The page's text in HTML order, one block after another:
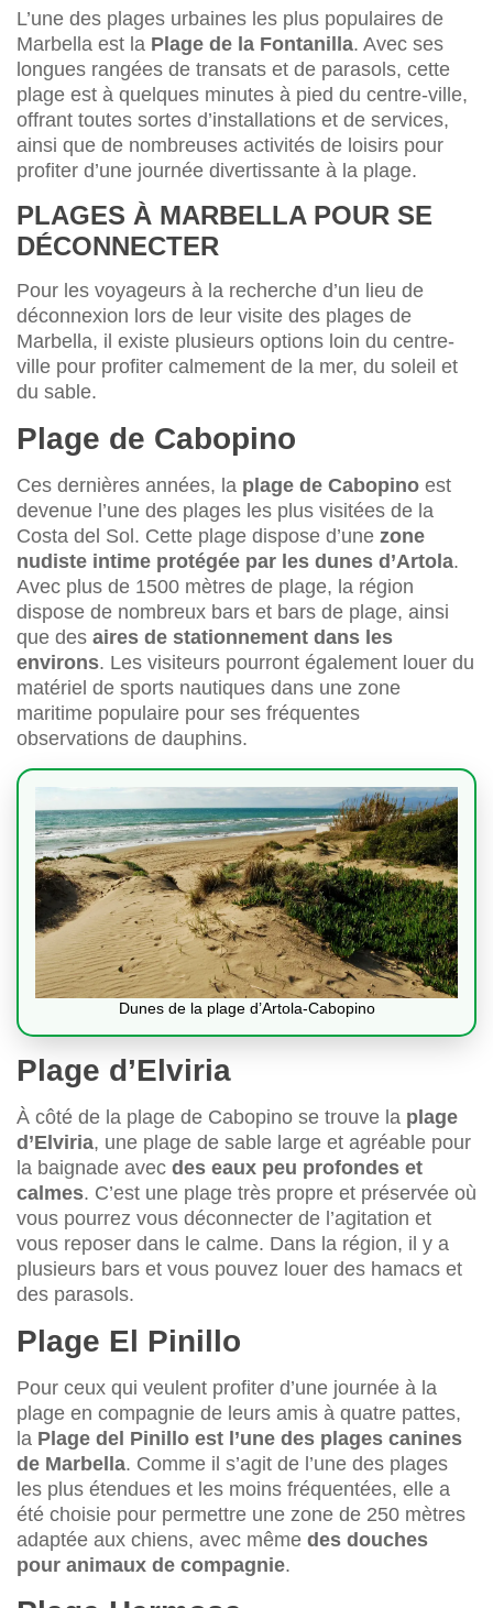
L’une des plages urbaines les plus populaires de
Marbella est la Plage de la Fontanilla. Avec ses
longues rangées de transats et de parasols, cette
plage est à quelques minutes à pied du centre-ville,
offrant toutes sortes d’installations et de services,
ainsi que de nombreuses activités de loisirs pour
profiter d’une journée divertissante à la plage.
PLAGES À MARBELLA POUR SE
DÉCONNECTER
Pour les voyageurs à la recherche d’un lieu de
déconnexion lors de leur visite des plages de
Marbella, il existe plusieurs options loin du centre-
ville pour profiter calmement de la mer, du soleil et
du sable.
Plage de Cabopino
Ces dernières années, la plage de Cabopino est
devenue l’une des plages les plus visitées de la
Costa del Sol. Cette plage dispose d’une zone
nudiste intime protégée par les dunes d’Artola.
Avec plus de 1500 mètres de plage, la région
dispose de nombreux bars et bars de plage, ainsi
que des aires de stationnement dans les
environs. Les visiteurs pourront également louer du
matériel de sports nautiques dans une zone
maritime populaire pour ses fréquentes
observations de dauphins.
Dunes de la plage d’Artola-Cabopino
Plage d’Elviria
À côté de la plage de Cabopino se trouve la plage
d’Elviria, une plage de sable large et agréable pour
la baignade avec des eaux peu profondes et
calmes. C’est une plage très propre et préservée où
vous pourrez vous déconnecter de l’agitation et
vous reposer dans le calme. Dans la région, il y a
plusieurs bars et vous pouvez louer des hamacs et
des parasols.
Plage El Pinillo
Pour ceux qui veulent profiter d’une journée à la
plage en compagnie de leurs amis à quatre pattes,
la Plage del Pinillo est l’une des plages canines
de Marbella. Comme il s’agit de l’une des plages
les plus étendues et les moins fréquentées, elle a
été choisie pour permettre une zone de 250 mètres
adaptée aux chiens, avec même des douches
pour animaux de compagnie.